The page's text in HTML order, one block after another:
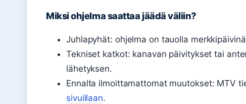
Miksi ohjelma saattaa jäädä väliin?
Juhlapyhät: ohjelma on tauolla
Tekniset katkot: kanavan päivitykset tai
lähetyksen.
Ennalta ilmoittamattomat muutokset: MTV
sivuillaan.